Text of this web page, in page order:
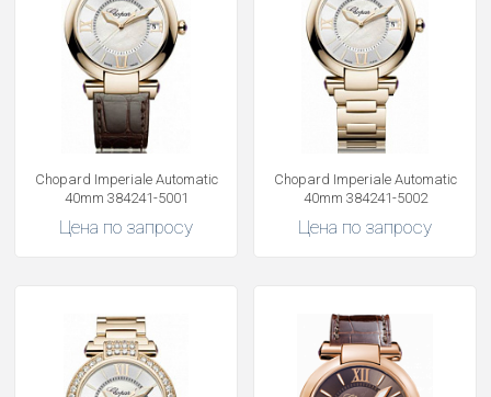
Chopard Imperiale Automatic
40mm 384241-5001
Цена по запросу
Chopard Imperiale Automatic
40mm 384241-5002
Цена по запросу